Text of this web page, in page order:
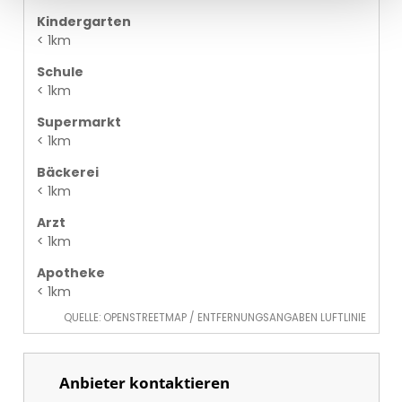
Kindergarten
< 1km
Schule
< 1km
Supermarkt
< 1km
Bäckerei
< 1km
Arzt
< 1km
Apotheke
< 1km
QUELLE: OPENSTREETMAP / ENTFERNUNGSANGABEN LUFTLINIE
Anbieter kontaktieren